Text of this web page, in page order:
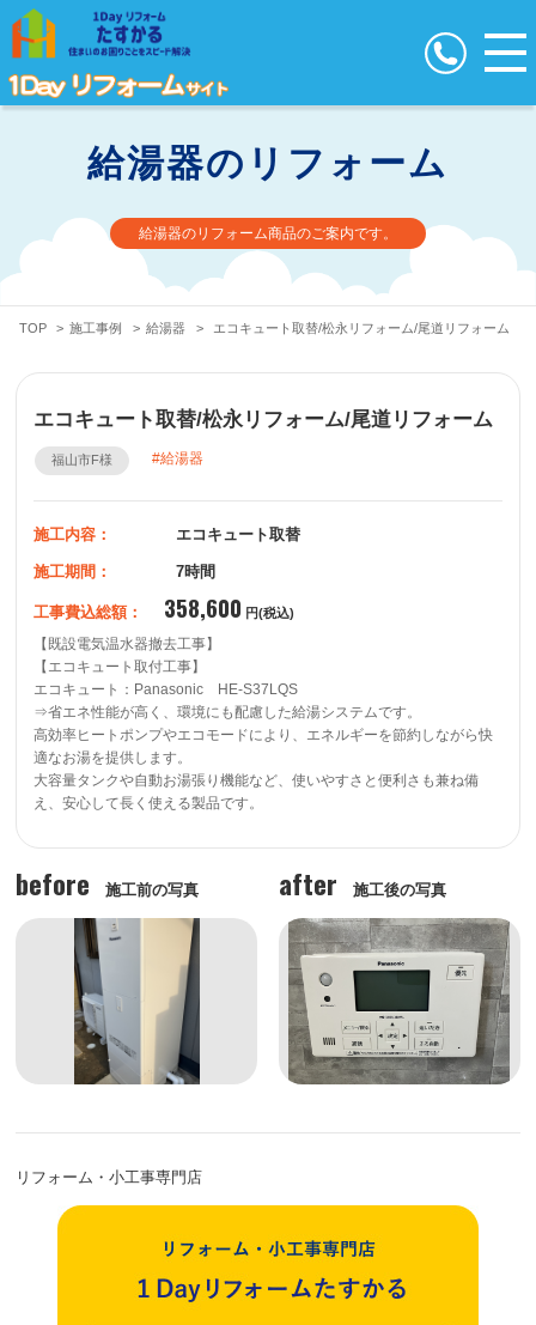
給湯器のリフォーム
給湯器のリフォーム商品のご案内です。
TOP > 施工事例 > 給湯器 > エコキュート取替/松永リフォーム/尾道リフォーム
エコキュート取替/松永リフォーム/尾道リフォーム
福山市F様 給湯器
施工内容： エコキュート取替
施工期間： 7時間
工事費込総額： 358,600 円(税込)
【既設電気温水器撤去工事】
【エコキュート取付工事】
エコキュート：Panasonic　HE-S37LQS
⇒省エネ性能が高く、環境にも配慮した給湯システムです。
高効率ヒートポンプやエコモードにより、エネルギーを節約しながら快
適なお湯を提供します。
大容量タンクや自動お湯張り機能など、使いやすさと便利さも兼ね備
before 施工前の写真 after 施工後の写真
リフォーム・小工事専門店